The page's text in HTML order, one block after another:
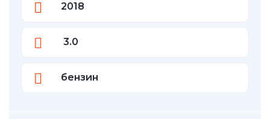
2018
3.0
бензин